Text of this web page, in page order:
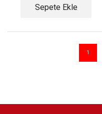
Sepete Ekle
1